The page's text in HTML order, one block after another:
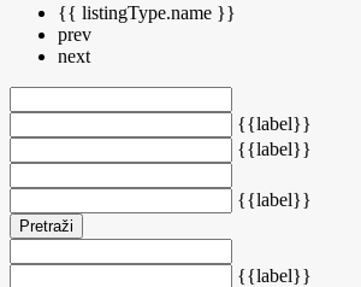
{{ listingType.name }}
prev
next
{{label}}
{{label}}
{{label}}
Pretraži
{{label}}